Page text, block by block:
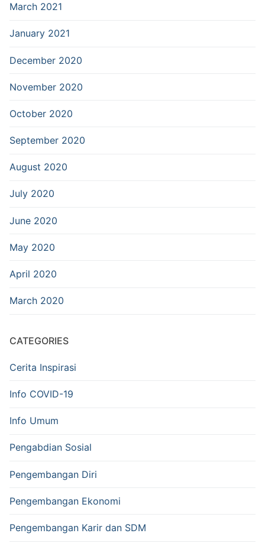
March 2021
January 2021
December 2020
November 2020
October 2020
September 2020
August 2020
July 2020
June 2020
May 2020
April 2020
March 2020
CATEGORIES
Cerita Inspirasi
Info COVID-19
Info Umum
Pengabdian Sosial
Pengembangan Diri
Pengembangan Ekonomi
Pengembangan Karir dan SDM